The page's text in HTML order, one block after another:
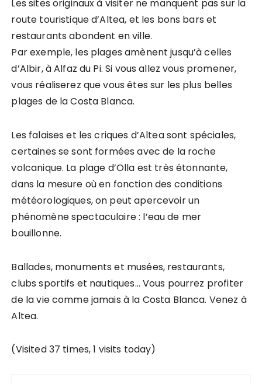
Les sites originaux à visiter ne manquent pas sur la
route touristique d’Altea, et les bons bars et
restaurants abondent en ville.
Par exemple, les plages amènent jusqu’à celles
d’Albir, à Alfaz du Pi. Si vous allez vous promener,
vous réaliserez que vous êtes sur les plus belles
plages de la Costa Blanca.
Les falaises et les criques d’Altea sont spéciales,
certaines se sont formées avec de la roche
volcanique. La plage d’Olla est très étonnante,
dans la mesure où en fonction des conditions
météorologiques, on peut apercevoir un
phénomène spectaculaire : l’eau de mer
bouillonne.
Ballades, monuments et musées, restaurants,
clubs sportifs et nautiques… Vous pourrez profiter
de la vie comme jamais à la Costa Blanca. Venez à
Altea.
(Visited 37 times, 1 visits today)